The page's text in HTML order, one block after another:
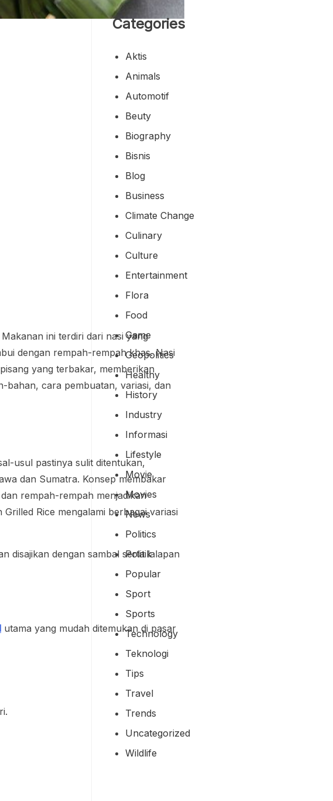
ini terdiri dari nasi yang
dengan rempah-rempah khas. Nasi
yang terbakar, memberikan
bahan, cara pembuatan, variasi, dan
usul pastinya sulit ditentukan,
dan Sumatra. Konsep membakar
rempah-rempah menjadikan
Rice mengalami berbagai variasi
utama yang mudah ditemukan di pasar
Categories
Aktis
Animals
Automotif
Beuty
Biography
Bisnis
Blog
Business
Climate Change
Culinary
Culture
Entertainment
Flora
Food
Game
Geopolitics
Healthy
History
Industry
Informasi
Lifestyle
Movie
Movies
News
Politics
Politik
Popular
Sport
Sports
Technology
Teknologi
Tips
Travel
Trends
Uncategorized
Wildlife